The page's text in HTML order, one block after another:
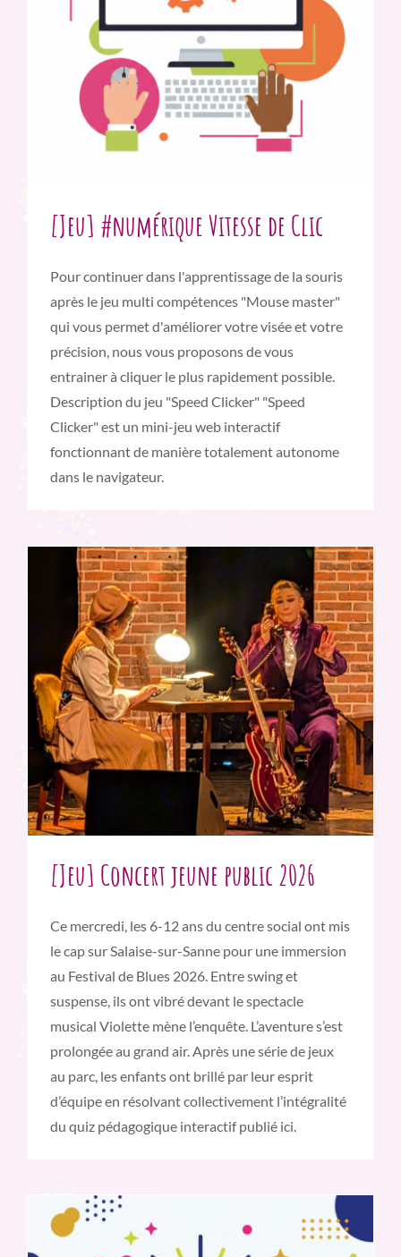
[Jeu] #numérique Vitesse de Clic
Pour continuer dans l'apprentissage de la souris
après le jeu multi compétences "Mouse master"
qui vous permet d'améliorer votre visée et votre
précision, nous vous proposons de vous
entrainer à cliquer le plus rapidement possible.
Description du jeu "Speed Clicker" "Speed
Clicker" est un mini-jeu web interactif
fonctionnant de manière totalement autonome
dans le navigateur.
[Jeu] Concert jeune public 2026
Ce mercredi, les 6-12 ans du centre social ont mis
le cap sur Salaise-sur-Sanne pour une immersion
au Festival de Blues 2026. Entre swing et
suspense, ils ont vibré devant le spectacle
musical Violette mène l’enquête. L’aventure s’est
prolongée au grand air. Après une série de jeux
au parc, les enfants ont brillé par leur esprit
d’équipe en résolvant collectivement l’intégralité
du quiz pédagogique interactif publié ici.